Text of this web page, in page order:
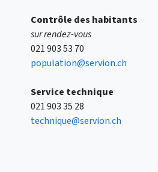
Contrôle des habitants
sur rendez-vous
021 903 53 70
population@servion.ch
Service technique
021 903 35 28
technique@servion.ch